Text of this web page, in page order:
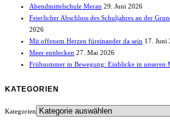
Abendmittelschule Meran 29. Juni 2026
Feierlicher Abschluss des Schuljahres an der
2026
Mit offenem Herzen füreinander da sein 17. Juni
Meer entdecken 27. Mai 2026
Frühsommer in Bewegung: Einblicke in unseren
KATEGORIEN
Kategorien